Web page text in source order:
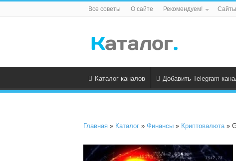
Все советы О сайте Рекомендуем!
Каталог каналов Добавить Telegram-
Главная » Каталог » Финансы » Криптовалюта »